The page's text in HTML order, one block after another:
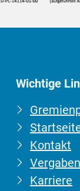
Wichtige
Kontakt
Karriere